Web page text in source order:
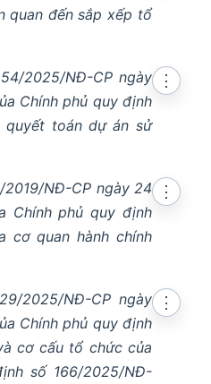
quan đến sắp xếp tổ
2025/NĐ-CP ngày
Chính phủ quy định
quyết toán dự án sử
⋮
NĐ-CP ngày 24
Chính phủ quy định
cơ quan hành chính
⋮
2025/NĐ-CP ngày
Chính phủ quy định
cơ cấu tổ chức của
số 166/2025/NĐ-
⋮